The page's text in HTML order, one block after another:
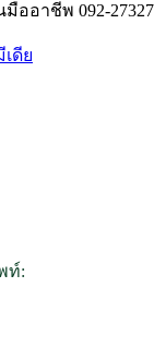
อาชีพ 092-
ดีย
ท์: